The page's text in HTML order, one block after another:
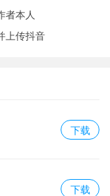
者本人
上传抖音
下载
下载